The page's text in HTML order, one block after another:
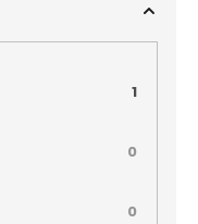
1
0
0